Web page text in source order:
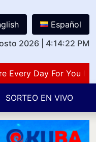
Español
2026
4:14:23 PM
Day For You Lovers
SORTEO EN VIVO